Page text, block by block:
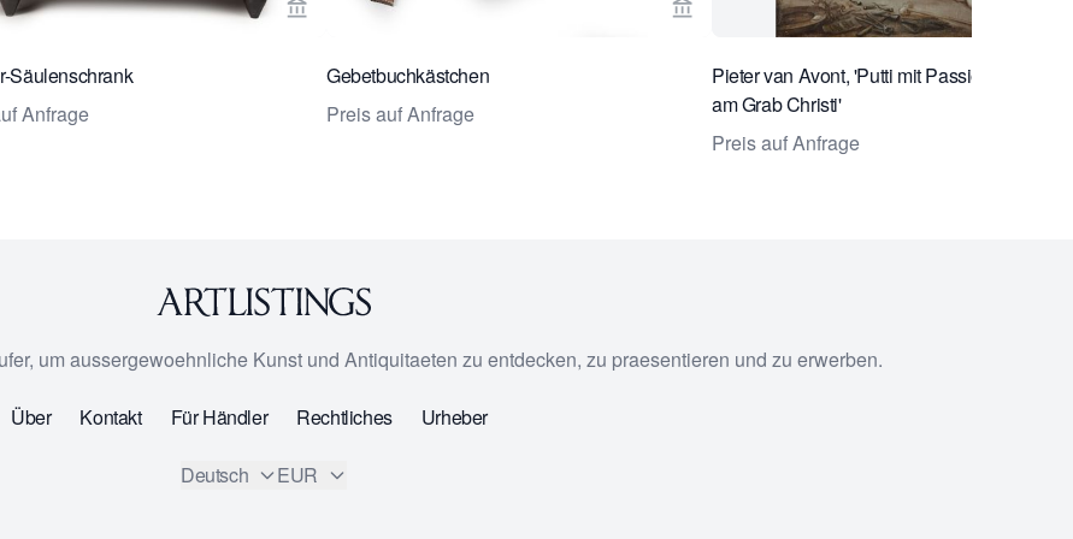
von Bruil & Brandsma Works of art ansehenVerkaeuferseite von Bruil & Brandsma Works of art ansehen
Säulenschrank
Anfrage
Verkaeuferseite von Bruil & Brandsma Works
Gebetbuchkästchen
Preis auf Anfrage
Pieter van Avont, 'Putti mit
am Grab Christi'
Preis auf Anfrage
um aussergewoehnliche Kunst und Antiquitaeten zu entdecken, zu praesentieren und zu erwerben.
Über Kontakt Für Händler Rechtliches Urheber
Deutsch EUR